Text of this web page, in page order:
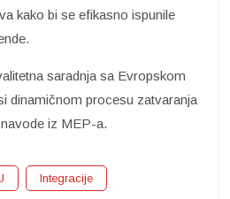
kako bi se efikasno ispunile
saradnja sa Evropskom
dinamičnom procesu zatvaranja
iz MEP-a.
Integracije